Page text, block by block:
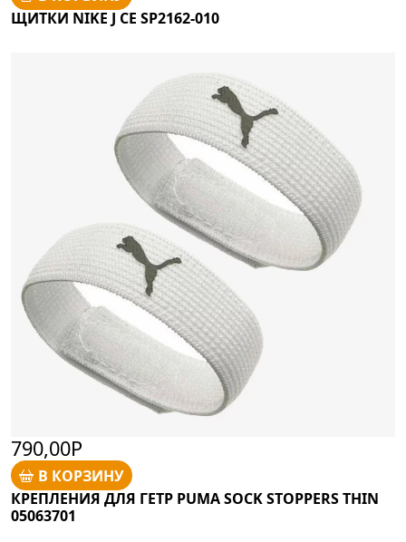
ЩИТКИ NIKE J CE SP2162-010
790,00Р
В КОРЗИНУ
КРЕПЛЕНИЯ ДЛЯ ГЕТР PUMA SOCK STOPPERS THIN
05063701